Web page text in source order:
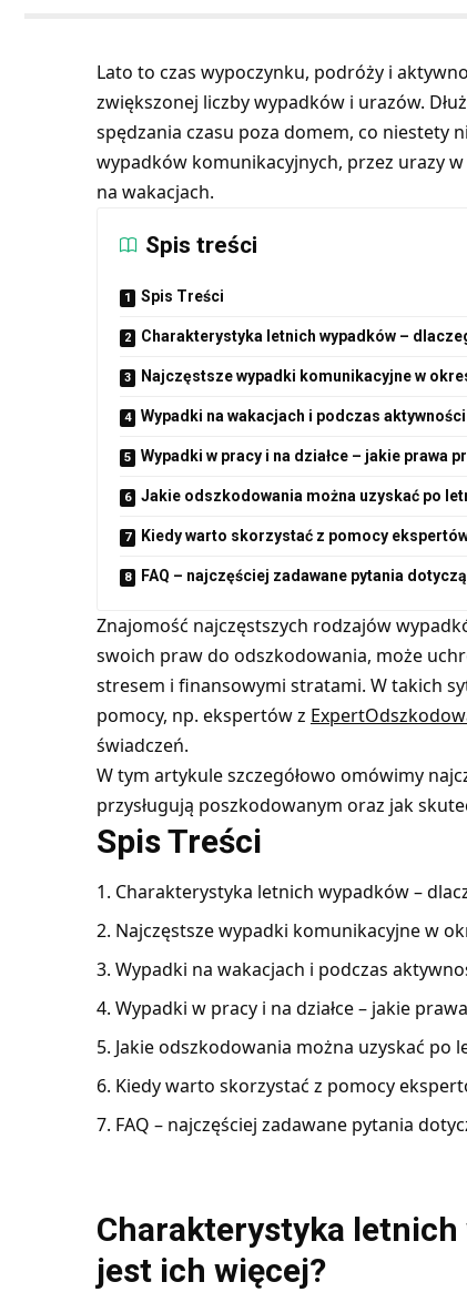
Lato to czas wypoczynku, podróży i
zwiększonej liczby wypadków i urazów.
spędzania czasu poza domem, co niestety
wypadków komunikacyjnych, przez urazy
na wakacjach.
Spis treści
Spis Treści
Charakterystyka letnich wypadków –
Najczęstsze wypadki komunikacyjne w
Wypadki na wakacjach i podczas
Wypadki w pracy i na działce – jakie prawa
Jakie odszkodowania można uzyskać po
Kiedy warto skorzystać z pomocy
FAQ – najczęściej zadawane pytania
Znajomość najczęstszych rodzajów
swoich praw do odszkodowania, może
stresem i finansowymi stratami. W takich
pomocy, np. ekspertów z
świadczeń.
W tym artykule szczegółowo omówimy
przysługują poszkodowanym oraz jak
Spis Treści
Charakterystyka letnich wypadków –
Najczęstsze wypadki komunikacyjne w
Wypadki na wakacjach i podczas
Wypadki w pracy i na działce – jakie
Jakie odszkodowania można uzyskać po
Kiedy warto skorzystać z pomocy
FAQ – najczęściej zadawane pytania
Charakterystyka letnich
jest ich więcej?